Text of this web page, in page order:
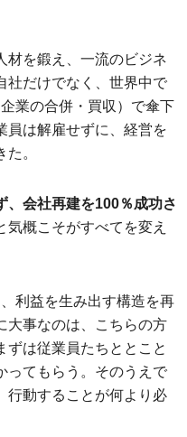
材を鍛え、一流のビジネ
社だけでなく、世界中で
業の合併・買収）で傘下
員は解雇せずに、経営を
。
、会社再建を100％成功さ
気概こそがすべてを変え
利益を生み出す構造を再
大事なのは、こちらの方
ずは従業員たちととこと
ってもらう。そのうえで
行動することが何より必